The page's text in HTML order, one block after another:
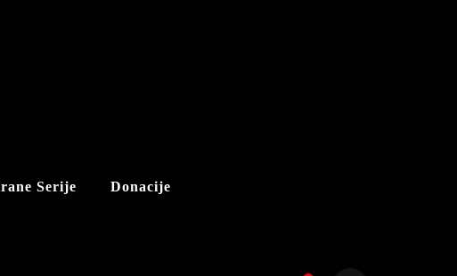
Serije Donacije